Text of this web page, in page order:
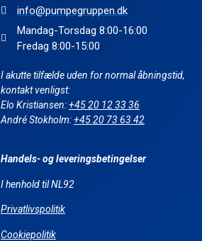
info@pumpegruppen.dk
Mandag-Torsdag 8:00-16:00
Fredag 8:00-15:00
I akutte tilfælde uden for normal åbningstid,
kontakt venligst:
Elo Kristiansen:+45 20 12 33 36
André Stokholm:+45 20 73 63 42
Handels- og leveringsbetingelser
I henhold til NL92
Privatlivspolitik
Cookiepolitik